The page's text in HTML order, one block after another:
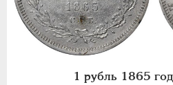
1 рубль 1865